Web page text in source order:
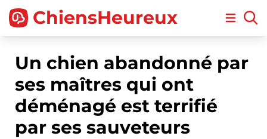
ChiensHeureux Open
Un chien abandonné par
ses maîtres qui ont
déménagé est terrifié
par ses sauveteurs